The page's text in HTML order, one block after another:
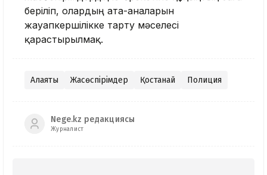
беріліп, олардың ата-аналарын
жауапкершілікке тарту мәселесі
қарастырылмақ.
Алаяқтық Жасөспірімдер Қостанай Полиция
Nege.kz редакциясы
Журналист